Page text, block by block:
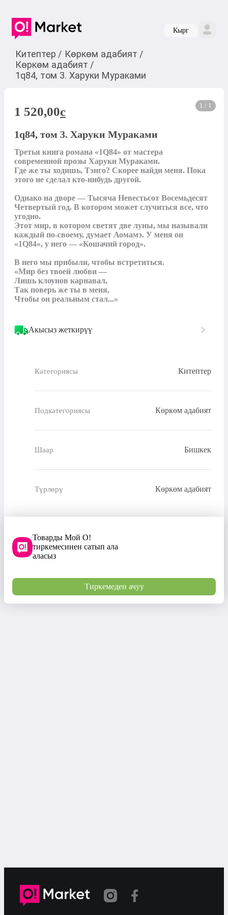
Кырг
Китептер / Көркөм адабият /
Көркөм адабият /
1q84, том 3. Харуки Мураками
1 / 1
1 520,00c
1q84, том 3. Харуки Мураками
Третья книга романа «1Q84» от мастера
современной прозы Харуки Мураками.
Где же ты ходишь, Тэнго? Скорее найди меня. Пока
этого не сделал кто-нибудь другой.
Однако на дворе — Тысяча Невестьсот Восемьдесят
Четвертый год. В котором может случиться все, что
угодно.
Этот мир, в котором светят две луны, мы называли
каждый по-своему, думает Аомамэ. У меня он
«1Q84», у него — «Кошачий город».
В него мы прибыли, чтобы встретиться.
«Мир без твоей любви —
Лишь клоунов карнавал,
Так поверь же ты в меня,
Чтобы он реальным стал...»
Акысыз жеткирүү
Категориясы Китептер
Подкатегориясы Көркөм адабият
Шаар Бишкек
Түрлөрү Көркөм адабият
Товарды Мой О!
тиркемесинен сатып ала
аласыз
Тиркемеден ачуу